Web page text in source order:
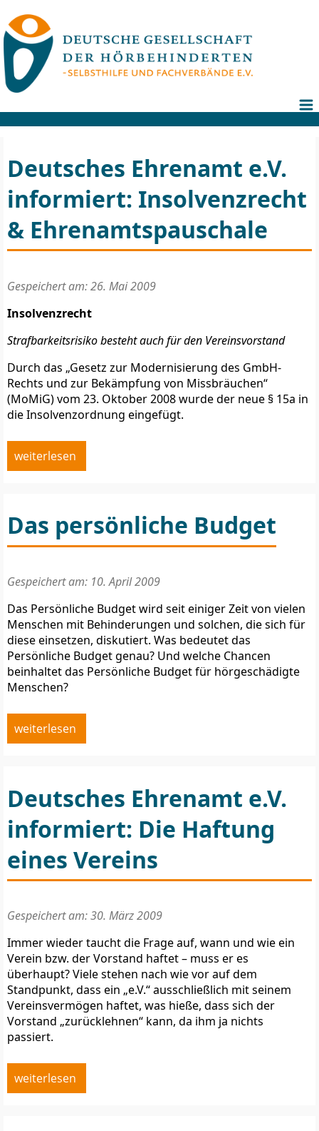
Deutsches Ehrenamt e.V.
informiert: Insolvenzrecht
& Ehrenamtspauschale
Gespeichert am: 26. Mai 2009
Insolvenzrecht
Strafbarkeitsrisiko besteht auch für den Vereinsvorstand
Durch das „Gesetz zur Modernisierung des GmbH-
Rechts und zur Bekämpfung von Missbräuchen“
(MoMiG) vom 23. Oktober 2008 wurde der neue § 15a in
die Insolvenzordnung eingefügt.
weiterlesen
Das persönliche Budget
Gespeichert am: 10. April 2009
Das Persönliche Budget wird seit einiger Zeit von vielen
Menschen mit Behinderungen und solchen, die sich für
diese einsetzen, diskutiert. Was bedeutet das
Persönliche Budget genau? Und welche Chancen
beinhaltet das Persönliche Budget für hörgeschädigte
Menschen?
weiterlesen
Deutsches Ehrenamt e.V.
informiert: Die Haftung
eines Vereins
Gespeichert am: 30. März 2009
Immer wieder taucht die Frage auf, wann und wie ein
Verein bzw. der Vorstand haftet – muss er es
überhaupt? Viele stehen nach wie vor auf dem
Standpunkt, dass ein „e.V.“ ausschließlich mit seinem
Vereinsvermögen haftet, was hieße, dass sich der
Vorstand „zurücklehnen“ kann, da ihm ja nichts
passiert.
weiterlesen